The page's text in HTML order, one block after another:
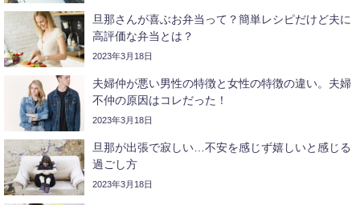
旦那さんが喜ぶお弁当って？簡単レシピだけど夫に
高評価な弁当とは？
2023年3月18日
夫婦仲が悪い男性の特徴と女性の特徴の違い。夫婦
不仲の原因はコレだった！
2023年3月18日
旦那が出張で寂しい…不安を感じず嬉しいと感じる
過ごし方
2023年3月18日